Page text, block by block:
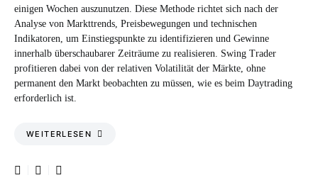
einigen Wochen auszunutzen. Diese Methode richtet sich nach der
Analyse von Markttrends, Preisbewegungen und technischen
Indikatoren, um Einstiegspunkte zu identifizieren und Gewinne
innerhalb überschaubarer Zeiträume zu realisieren. Swing Trader
profitieren dabei von der relativen Volatilität der Märkte, ohne
permanent den Markt beobachten zu müssen, wie es beim Daytrading
erforderlich ist.
WEITERLESEN